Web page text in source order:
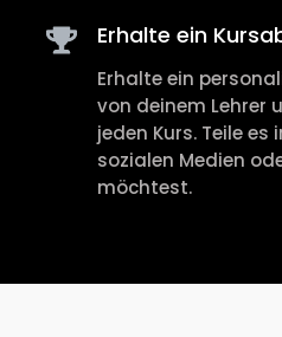
Erhalte ein
Erhalte ein
von deinem Lehrer
jeden Kurs. Teile
sozialen Medien
möchtest.